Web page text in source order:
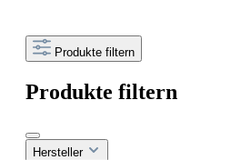
Produkte filtern
Produkte filtern
Hersteller